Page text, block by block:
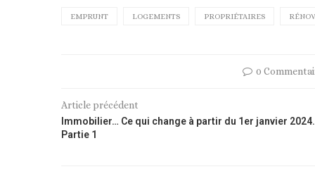
EMPRUNT LOGEMENTS PROPRIÉTAIRES
0
Article précédent
Immobilier… Ce qui change à partir du 1er janvier 2024.
Partie 1